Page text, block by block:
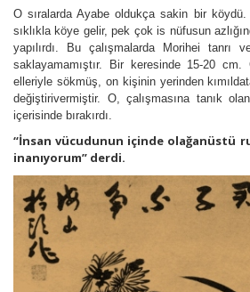
O sıralarda Ayabe oldukça sakin bir
sıklıkla köye gelir, pek çok is nüfusun
yapılırdı. Bu çalışmalarda Morihei tanrı
saklayamamıştır. Bir keresinde 15-20 cm.
elleriyle sökmüş, on kişinin yerinden
değiştirivermiştir. O, çalışmasına tanık
içerisinde bırakırdı.
“İnsan vücudunun içinde olağanüstü
inanıyorum” derdi.